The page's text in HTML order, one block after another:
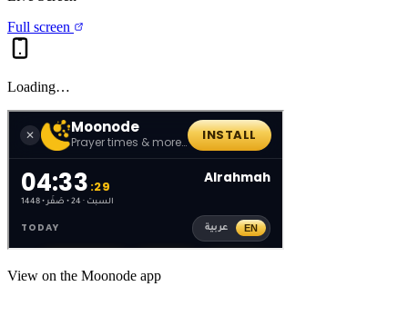
Full screen
Loading…
View on the Moonode app